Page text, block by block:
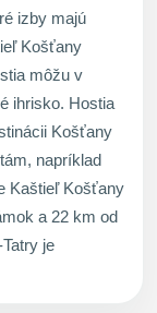
izby majú
Košťany
môžu v
ihrisko. Hostia
Košťany
napríklad
Kaštieľ Košťany
a 22 km od
je